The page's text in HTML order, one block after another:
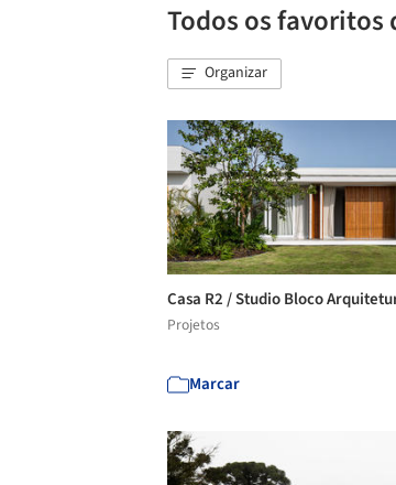
Todos os favoritos
Organizar
Casa R2 / Studio Bloco
Projetos
Marcar